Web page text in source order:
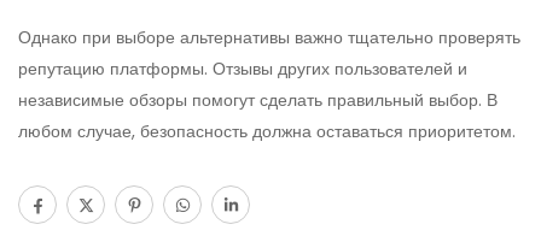
Однако при выборе альтернативы важно тщательно проверять
репутацию платформы. Отзывы других пользователей и
независимые обзоры помогут сделать правильный выбор. В
любом случае, безопасность должна оставаться приоритетом.